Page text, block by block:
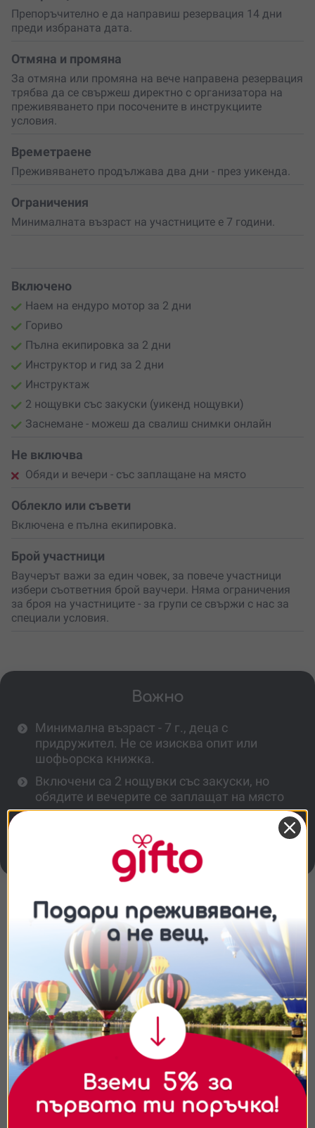
настроение и желание да се научиш да караш ендуро
мотор.
Препоръчително е да направиш резервация 14 дни
преди избраната дата.
Отмяна и промяна
За отмяна или промяна на вече направена резервация
трябва да се свържеш директно с организатора на
преживяването при посочените в инструкциите
условия.
Времетраене
Преживяването продължава два дни - през уикенда.
Ограничения
Минималната възраст на участниците е 7 години.
Включено
Наем на ендуро мотор за 2 дни
Гориво
Пълна екипировка за 2 дни
Инструктор и гид за 2 дни
Инструктаж
2 нощувки със закуски (уикенд нощувки)
Заснемане - можеш да свалиш снимки онлайн
Не включва
Обяди и вечери - със заплащане на място
Облекло или съвети
Включена е пълна екипировка.
Брой участници
Ваучерът важи за един човек, за повече участници
избери съответния брой ваучери. Няма ограничения
за броя на участниците - за групи се свържи с нас за
специали условия.
Важно
Минимална възраст - 7 г., деца с
придружител. Не се изисква опит или
шофьорска книжка.
Включени са 2 нощувки със закуски, но
обядите и вечерите се заплащат на място
от участниците.
За организиране на групи (тиймбилдинг и
др.) се свържи с нас за специални условия.
Повече информация
Може ли да се организира тиймбилдинг
с каране на ендуро мотор?
Подходящо ли е за начинаещи?
Какво трябва да си нося за двудневния
престой и карането на ендуро
мотора?
Подарявай модерно
Съгласие Подробности Относно
Ние използваме бисквитки. Използваме
бисквитки и подобни технологии, за да осигурим
работата на уебсайта, да подобрим
изживяването ви, да анализираме използването
на сайта и да ви показваме персонализирано
съдържание и реклами. Можете да приемете
всички бисквитки, да откажете всички или да
изберете предпочитания.За повече информация
относно начина, по който обработваме вашите